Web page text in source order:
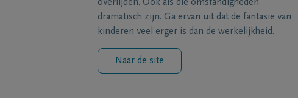
overlijden. Ook als die omstandigheden
dramatisch zijn. Ga ervan uit dat de fantasie van
kinderen veel erger is dan de werkelijkheid.
Naar de site